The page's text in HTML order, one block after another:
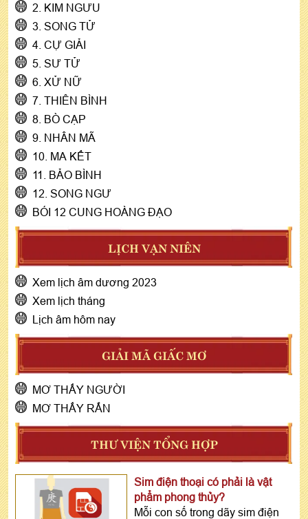
2. KIM NGƯU
3. SONG TỬ
4. CỰ GIẢI
5. SƯ TỬ
6. XỬ NỮ
7. THIÊN BÌNH
8. BÒ CẠP
9. NHÂN MÃ
10. MA KẾT
11. BẢO BÌNH
12. SONG NGƯ
BÓI 12 CUNG HOÀNG ĐẠO
LỊCH VẠN NIÊN
Xem lịch âm dương 2023
Xem lịch tháng
Lịch âm hôm nay
GIẢI MÃ GIẤC MƠ
MƠ THẤY NGƯỜI
MƠ THẤY RẮN
THƯ VIỆN TỔNG HỢP
Sim điện thoại có phải là vật
phẩm phong thủy?
Mỗi con số trong dãy sim điện